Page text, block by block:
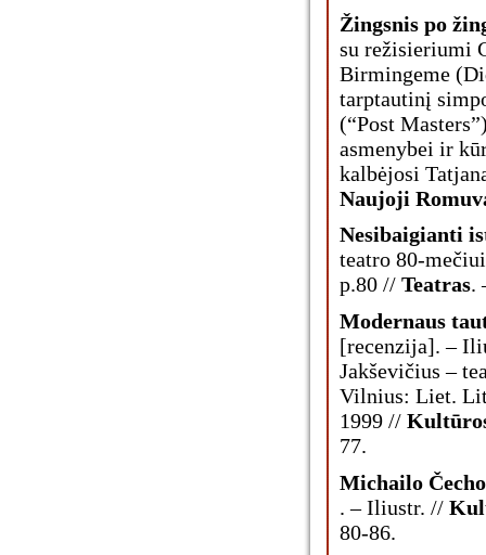
Žingsnis po
su režisieriumi
Birmingeme
tarptautinį
(“Post
asmenybei ir
kalbėjosi
Naujoji
Nesibaigianti
teatro 80-
p.80 // Teatras.
Modernaus
[recenzija]. –
Jakševičius –
Vilnius: Liet.
1999 //
77.
Michailo
. – Iliustr. //
80-86.